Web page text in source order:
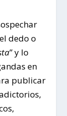
dedo o
” y lo
en
publicar